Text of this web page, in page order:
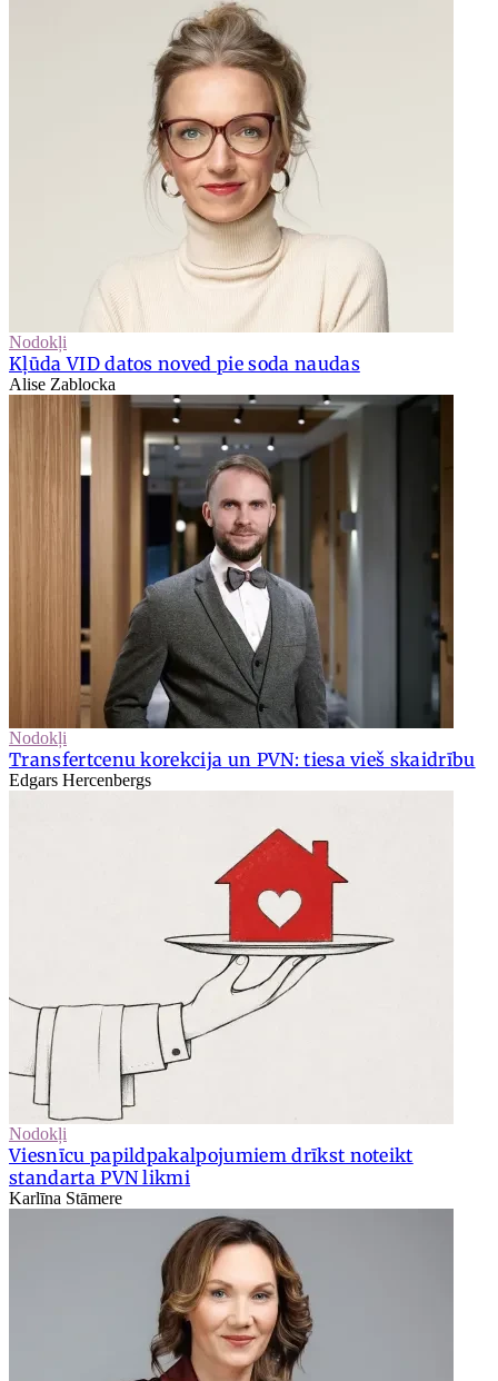
Nodokļi
Kļūda VID datos noved pie soda naudas
Alise Zablocka
Nodokļi
Transfertcenu korekcija un PVN: tiesa vieš skaidrību
Edgars Hercenbergs
Nodokļi
Viesnīcu papildpakalpojumiem drīkst noteikt
standarta PVN likmi
Karlīna Stāmere